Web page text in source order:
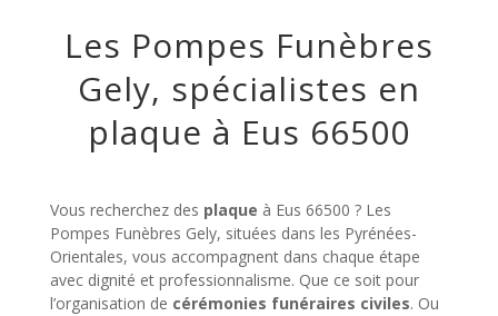
Les Pompes Funèbres
Gely, spécialistes en
plaque à Eus 66500
Vous recherchez des plaque à Eus 66500 ? Les
Pompes Funèbres Gely, situées dans les Pyrénées-
Orientales, vous accompagnent dans chaque étape
avec dignité et professionnalisme. Que ce soit pour
l’organisation de cérémonies funéraires civiles. Ou